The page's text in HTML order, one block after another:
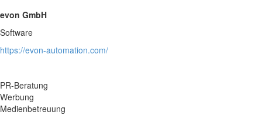
evon GmbH
Software
https://evon-automation.com/
PR-Beratung
Werbung
Medienbetreuung